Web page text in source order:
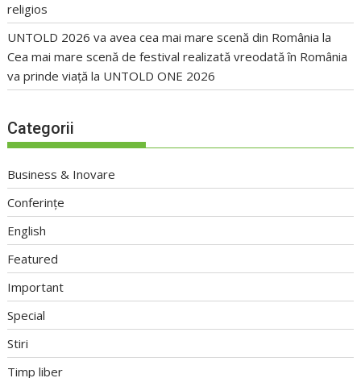
religios
UNTOLD 2026 va avea cea mai mare scenă din România la
Cea mai mare scenă de festival realizată vreodată în România
va prinde viață la UNTOLD ONE 2026
Categorii
Business & Inovare
Conferințe
English
Featured
Important
Special
Stiri
Timp liber